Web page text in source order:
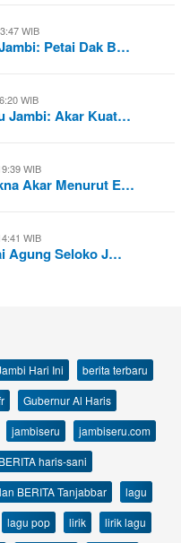
WIB
Petai Dak B…
WIB
Jambi: Akar Kuat…
WIB
Akar Menurut E…
WIB
Agung Seloko J…
Hari Ini
berita terbaru
Gubernur Al Haris
jambiseru
jambiseru.com
haris-sani
BERITA Tanjabbar
lagu
lagu pop lirik
lirik lagu